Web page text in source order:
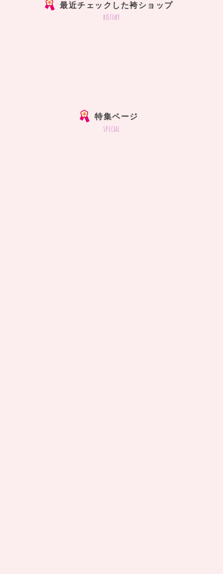
最近チェックした袴ショップ
history
特集ページ
special